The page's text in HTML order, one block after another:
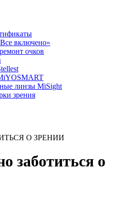
включено»
очков
линзы MiSight
зрения
О ЗРЕНИИ
заботиться о